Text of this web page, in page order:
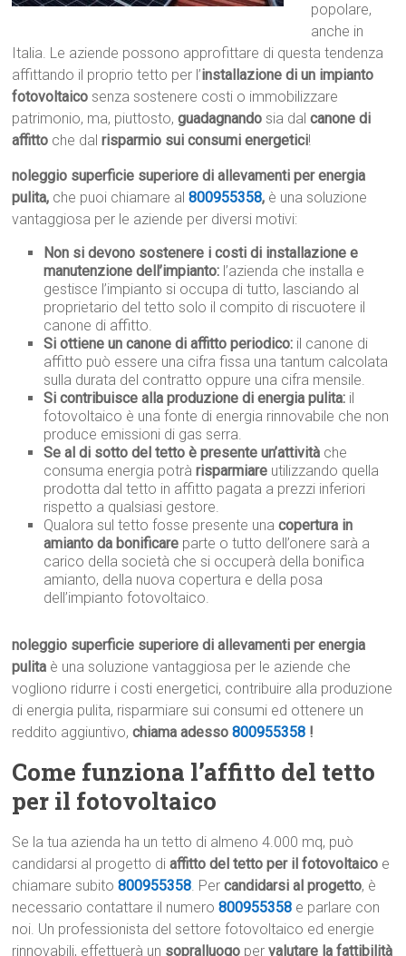
popolare,
anche in
Italia. Le aziende possono approfittare di questa tendenza
affittando il proprio tetto per l’installazione di un impianto
fotovoltaico senza sostenere costi o immobilizzare
patrimonio, ma, piuttosto,guadagnando sia dalcanone di
affitto che dalrisparmio sui consumi energetici!
noleggio superficie superiore di allevamenti per energia
pulita, che puoi chiamare al800955358, è una soluzione
vantaggiosa per le aziende per diversi motivi:
Non si devono sostenere i costi di installazione e
manutenzione dell’impianto: l’azienda che installa e
gestisce l’impianto si occupa di tutto, lasciando al
proprietario del tetto solo il compito di riscuotere il
canone di affitto.
Si ottiene un canone di affitto periodico: il canone di
affitto può essere una cifra fissa una tantum calcolata
sulla durata del contratto oppure una cifra mensile.
Si contribuisce alla produzione di energia pulita: il
fotovoltaico è una fonte di energia rinnovabile che non
produce emissioni di gas serra.
Se al di sotto del tetto è presente un’attività che
consuma energia potràrisparmiare utilizzando quella
prodotta dal tetto in affitto pagata a prezzi inferiori
rispetto a qualsiasi gestore.
Qualora sul tetto fosse presente unacopertura in
amianto da bonificare parte o tutto dell’onere sarà a
carico della società che si occuperà della bonifica
amianto, della nuova copertura e della posa
dell’impianto fotovoltaico.
noleggio superficie superiore di allevamenti per energia
pulita è una soluzione vantaggiosa per le aziende che
vogliono ridurre i costi energetici, contribuire alla produzione
di energia pulita, risparmiare sui consumi ed ottenere un
reddito aggiuntivo,chiama adesso800955358 !
Come funziona l’affitto del tetto
per il fotovoltaico
Se la tua azienda ha un tetto di almeno 4.000 mq, può
candidarsi al progetto diaffitto del tetto per il fotovoltaico e
chiamare subito800955358. Percandidarsi al progetto, è
necessario contattare il numero800955358 e parlare con
noi. Un professionista del settore fotovoltaico ed energie
rinnovabili, effettuerà un sopralluogo pervalutare la fattibilità